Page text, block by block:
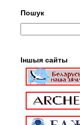
Пошук
Іншыя сайты